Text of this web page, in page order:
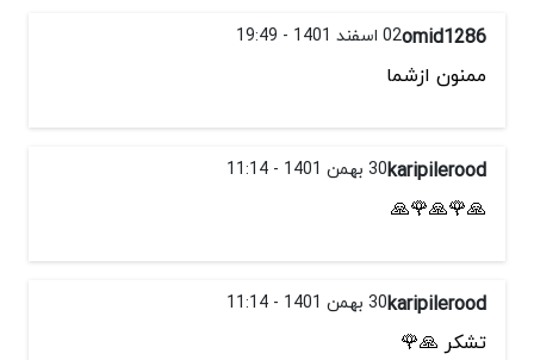
omid128602 اسفند 1401 - 19:49
ممنون ازشما
karipilerood30 بهمن 1401 - 11:14
🙏🌹🙏🌹🙏
karipilerood30 بهمن 1401 - 11:14
تشکر 🙏🌹